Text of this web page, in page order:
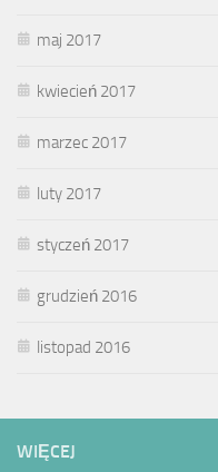
maj 2017
kwiecień 2017
marzec 2017
luty 2017
styczeń 2017
grudzień 2016
listopad 2016
WIĘCEJ